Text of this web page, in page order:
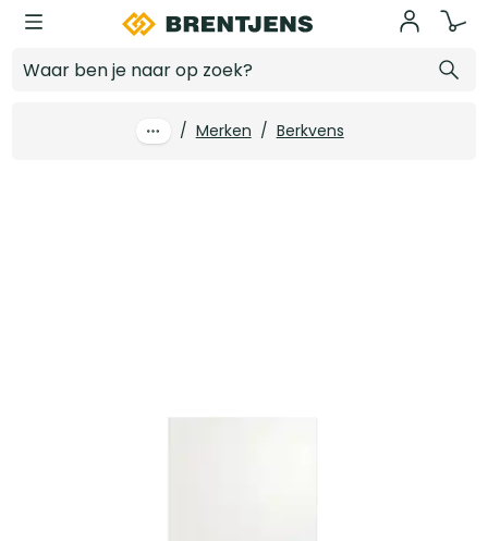
Ga naar hoofdinhoud
/ Merken / Berkvens
Log in voor prijzen